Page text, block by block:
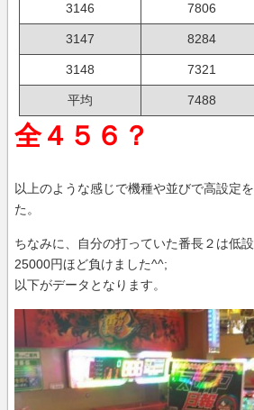
3146 7806
3147 8284
3148 7321
平均 7488
全４５６？
以上のような感じで機種や並びで高設定
た。
ちなみに、自分の打っていた番長２は低設
25000円ほど負けました^^;
以下がデータとなります。